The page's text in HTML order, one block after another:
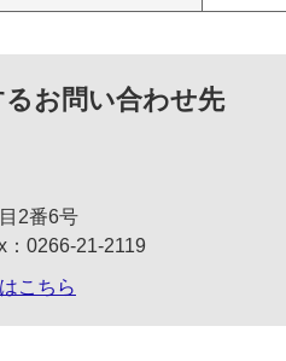
お問い合わせ先
2番6号
：0266‐21‐2119
こちら